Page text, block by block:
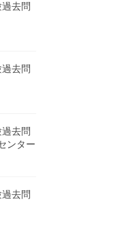
去問
去問
去問
ンター
去問